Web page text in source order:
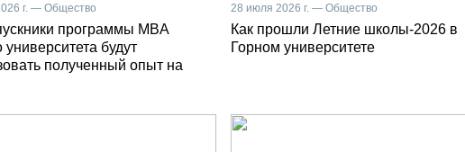
г. — Общество
программы MBA
университета будут
полученный опыт на
28 июля 2026 г. — Общество
Как прошли Летние школы-2026 в
Горном университете